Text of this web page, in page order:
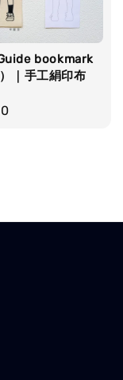
bookmark
｜手工絹印布